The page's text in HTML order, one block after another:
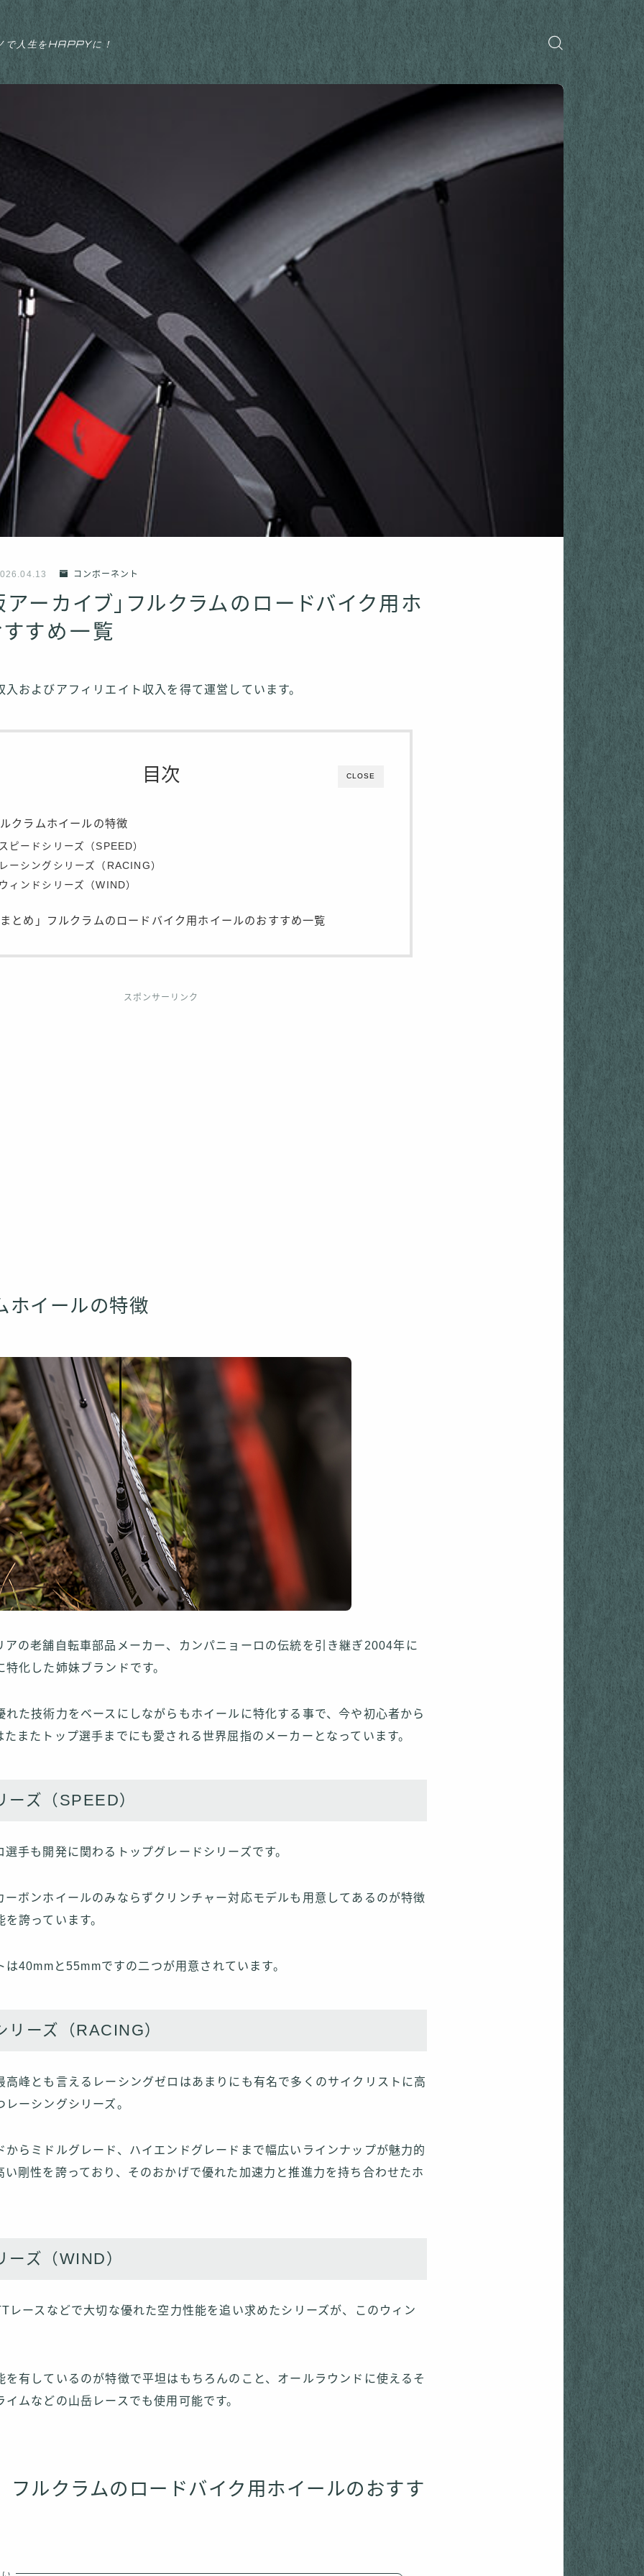
で人生をHAPPYに！
コンポーネント
ーカイブ」フルクラムのロードバイク用ホ
すめ一覧
およびアフィリエイト収入を得て運営しています。
CLOSE
目次
クラムホイールの特徴
ピードシリーズ（SPEED）
ーシングシリーズ（RACING）
ィンドシリーズ（WIND）
とめ」フルクラムのロードバイク用ホイールのおすすめ一覧
スポンサーリンク
ホイールの特徴
アの老舗自転車部品メーカー、カンパニョーロの伝統を引き継ぎ2004年に
化した姉妹ブランドです。
れた技術力をベースにしながらもホイールに特化する事で、今や初心者から
またトップ選手までにも愛される世界屈指のメーカーとなっています。
ーズ（SPEED）
手も開発に関わるトップグレードシリーズです。
ーボンホイールのみならずクリンチャー対応モデルも用意してあるのが特徴
誇っています。
は40mmと55mmですの二つが用意されています。
リーズ（RACING）
高峰とも言えるレーシングゼロはあまりにも有名で多くのサイクリストに高
ーシングシリーズ。
からミドルグレード、ハイエンドグレードまで幅広いラインナップが魅力的
い剛性を誇っており、そのおかげで優れた加速力と推進力を持ち合わせたホ
ーズ（WIND）
レースなどで大切な優れた空力性能を追い求めたシリーズが、このウィン
を有しているのが特徴で平坦はもちろんのこと、オールラウンドに使えるそ
ムなどの山岳レースでも使用可能です。
フルクラムのロードバイク用ホイールのおすす